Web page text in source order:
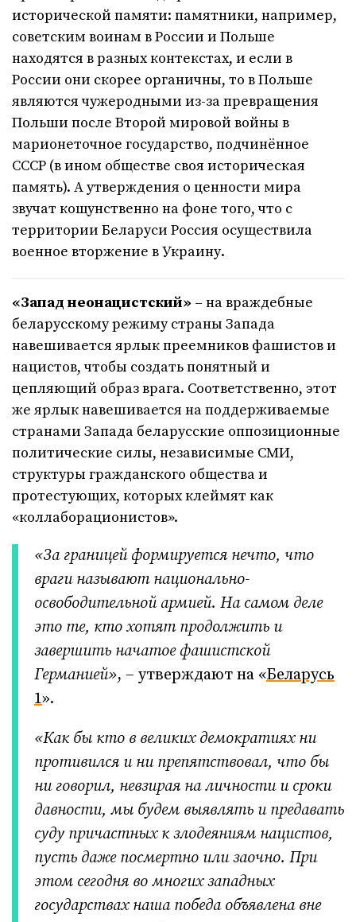
исторической памяти: памятники, например,
советским воинам в России и Польше
находятся в разных контекстах, и если в
России они скорее органичны, то в Польше
являются чужеродными из-за превращения
Польши после Второй мировой войны в
марионеточное государство, подчинённое
СССР (в ином обществе своя историческая
память). А утверждения о ценности мира
звучат кощунственно на фоне того, что с
территории Беларуси Россия осуществила
военное вторжение в Украину.
«Запад неонацистский» – на враждебные
беларусскому режиму страны Запада
навешивается ярлык преемников фашистов и
нацистов, чтобы создать понятный и
цепляющий образ врага. Соответственно, этот
же ярлык навешивается на поддерживаемые
странами Запада беларусские оппозиционные
политические силы, независимые СМИ,
структуры гражданского общества и
протестующих, которых клеймят как
«коллаборационистов».
«За границей формируется нечто, что
враги называют национально-
освободительной армией. На самом деле
это те, кто хотят продолжить и
завершить начатое фашистской
Германией», – утверждают на «Беларусь
1».
«Как бы кто в великих демократиях ни
противился и ни препятствовал, что бы
ни говорил, невзирая на личности и сроки
давности, мы будем выявлять и предавать
суду причастных к злодеяниям нацистов,
пусть даже посмертно или заочно. При
этом сегодня во многих западных
государствах наша победа объявлена вне